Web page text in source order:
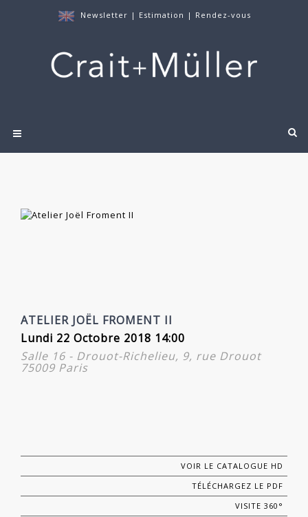
Newsletter | Estimation | Rendez-vous
ATELIER JOËL FROMENT II
Lundi 22 Octobre 2018 14:00
Salle 16 - Drouot-Richelieu, 9, rue Drouot
75009 Paris
VOIR LE CATALOGUE HD
TÉLÉCHARGEZ LE PDF
VISITE 360°